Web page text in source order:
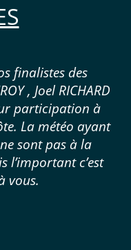
finalistes des
, Joel RICHARD
participation à
La météo ayant
sont pas à la
l’important c’est
vous.